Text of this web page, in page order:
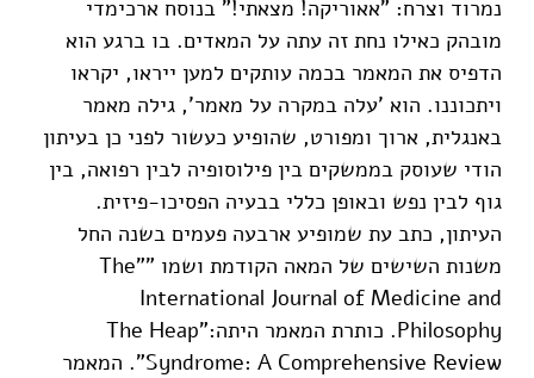
נמרוד וצרח: "אאוריקה! מצאתי!" בנוסח ארכימדי
מובהק כאילו נחת זה עתה על המאדים. בו ברגע הוא
הדפיס את המאמר בכמה עותקים למען ייראו, יקראו
ויתכוננו. הוא 'עלה במקרה על מאמר', גילה מאמר
באנגלית, ארוך ומפורט, שהופיע כעשור לפני כן בעיתון
הודי שעוסק בממשקים בין פילוסופיה לבין רפואה, בין
גוף לבין נפש ובאופן כללי בבעיה הפסיכו-פיזית.
העיתון, כתב עת שמופיע ארבעה פעמים בשנה החל
משנות השישים של המאה הקודמת ושמו ""The
International Journal of Medicine and
Philosophy. כותרת המאמר היתה:"The Heap
Syndrome: A Comprehensive Review". המאמר